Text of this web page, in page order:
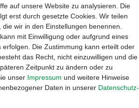
auf unsere Website zu analysieren. Die
erst durch gesetzte Cookies. Wir teilen
wir in den Einstellungen benennen.
mit Einwilligung oder aufgrund eines
erfolgen. Die Zustimmung kann erteilt oder
das Recht, nicht einzuwilligen und die
Zeitpunkt zu ändern oder zu
unser Impressum und weitere Hinweise
Daten in unserer Daten­schutz­